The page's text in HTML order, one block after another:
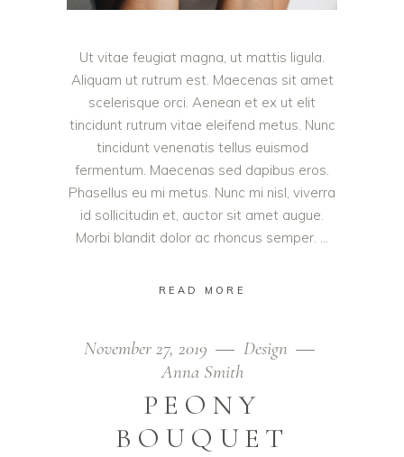
Ut vitae feugiat magna, ut mattis ligula.
Aliquam ut rutrum est. Maecenas sit amet
scelerisque orci. Aenean et ex ut elit
tincidunt rutrum vitae eleifend metus. Nunc
tincidunt venenatis tellus euismod
fermentum. Maecenas sed dapibus eros.
Phasellus eu mi metus. Nunc mi nisl, viverra
id sollicitudin et, auctor sit amet augue.
Morbi blandit dolor ac rhoncus semper.
READ MORE
November 27, 2019
Design
Anna Smith
PEONY
BOUQUET